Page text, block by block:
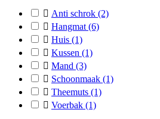
 Anti schrok (2)
 Hangmat (6)
 Huis (1)
 Kussen (1)
 Mand (3)
 Schoonmaak (1)
 Theemuts (1)
 Voerbak (1)